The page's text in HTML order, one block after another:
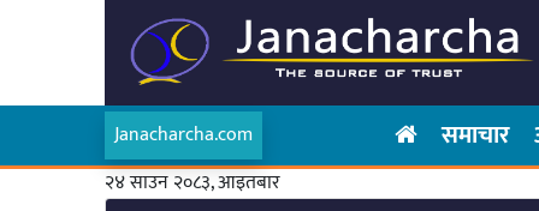
Janacharcha.com समाचार
२४ साउन २०८३, आइतबार